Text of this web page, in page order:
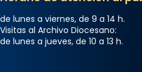
apòstol màrtir,
Herodes Agripa (vers
Patró de Galícia,
de lunes a viernes, de 9 a 14 h.
Visitas al Archivo Diocesano:
de lunes a jueves, de 10 a 13 h.